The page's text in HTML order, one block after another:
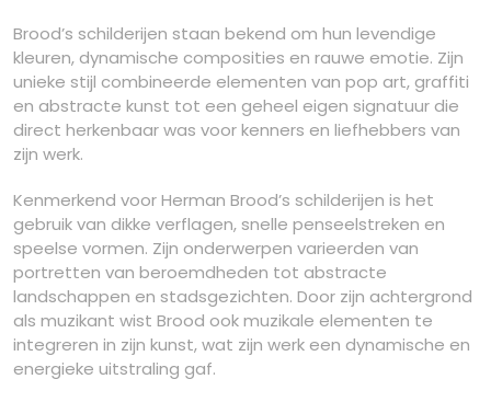
Brood’s schilderijen staan bekend om hun levendige
kleuren, dynamische composities en rauwe emotie. Zijn
unieke stijl combineerde elementen van pop art, graffiti
en abstracte kunst tot een geheel eigen signatuur die
direct herkenbaar was voor kenners en liefhebbers van
zijn werk.
Kenmerkend voor Herman Brood’s schilderijen is het
gebruik van dikke verflagen, snelle penseelstreken en
speelse vormen. Zijn onderwerpen varieerden van
portretten van beroemdheden tot abstracte
landschappen en stadsgezichten. Door zijn achtergrond
als muzikant wist Brood ook muzikale elementen te
integreren in zijn kunst, wat zijn werk een dynamische en
energieke uitstraling gaf.